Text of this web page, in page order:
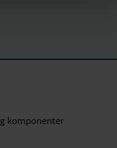
komponenter